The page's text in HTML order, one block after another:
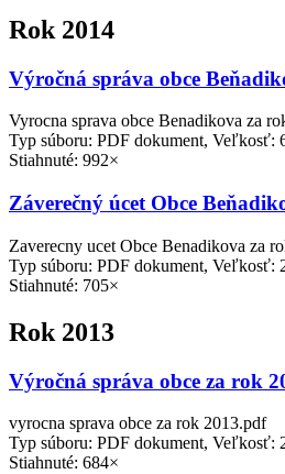
Rok 2014
Výročná správa obce
Vyrocna sprava obce Benadikova za
Typ súboru: PDF dokument, Veľkosť:
Stiahnuté: 992×
Záverečný úcet Obce
Zaverecny ucet Obce Benadikova za
Typ súboru: PDF dokument, Veľkosť:
Stiahnuté: 705×
Rok 2013
Výročná správa obce za rok
vyrocna sprava obce za rok 2013.pdf
Typ súboru: PDF dokument, Veľkosť:
Stiahnuté: 684×